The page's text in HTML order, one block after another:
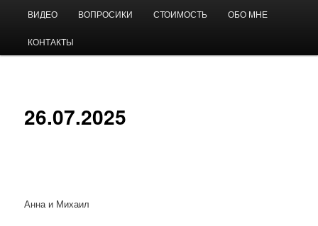
основному
содержимому
Андрей Виноградов
ВИДЕО ВОПРОСИКИ СТОИМОСТЬ ОБО МНЕ
КОНТАКТЫ
26.07.2025
Анна и Михаил